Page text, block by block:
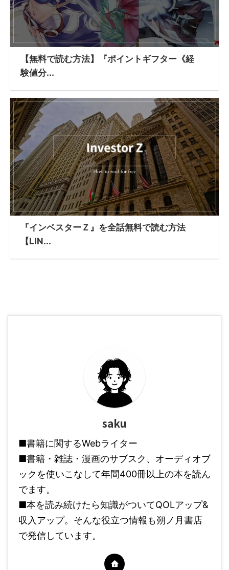
【無料で読む方法】『ポイントギフター《経
験値分...
『インベスターＺ』を全話無料で読む方法
【LIN...
saku
■書籍に関するWebライター
■書籍・雑誌・漫画のサブスク、オーディオブ
ックを使いこなして年間400冊以上の本を読ん
でます。
■本を読み続けたら知識がついてQOLアップ&
収入アップ。そんな役立つ情報も朔ノ月書店
で発信しています。